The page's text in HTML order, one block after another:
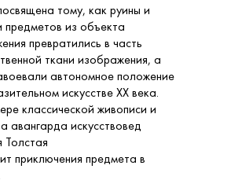
тому, как руины и
из объекта
превратились в часть
ткани изображения, а
автономное положение
искусстве ХХ века.
классической живописи и
авангарда искусствовед
приключения предмета в